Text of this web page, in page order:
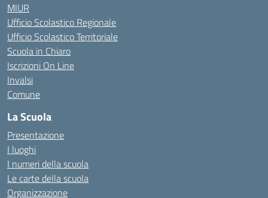
MIUR
Ufficio Scolastico Regionale
Ufficio Scolastico Territoriale
Scuola in Chiaro
Iscrizioni On Line
Invalsi
Comune
La Scuola
Presentazione
I luoghi
I numeri della scuola
Le carte della scuola
Organizzazione